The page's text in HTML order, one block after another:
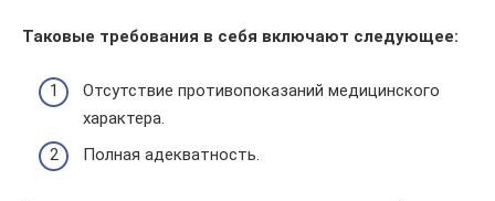
Таковые требования в себя включают следующее:
Отсутствие противопоказаний медицинского
характера.
Полная адекватность.